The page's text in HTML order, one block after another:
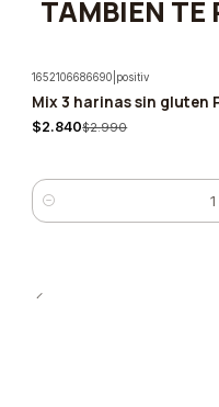
TAMBIÉN TE
-5%
1652106686690 positiv
Mix 3 harinas sin gluten
$2.840$2.990
Cantidad